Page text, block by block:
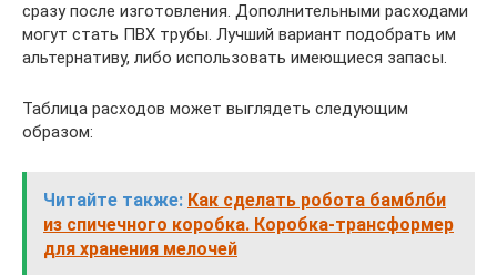
сразу после изготовления. Дополнительными расходами
могут стать ПВХ трубы. Лучший вариант подобрать им
альтернативу, либо использовать имеющиеся запасы.
Таблица расходов может выглядеть следующим
образом:
Читайте также: Как сделать робота бамблби
из спичечного коробка. Коробка-трансформер
для хранения мелочей